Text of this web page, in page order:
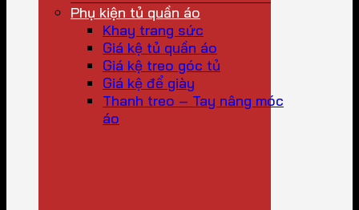
Phụ kiện tủ quần áo
Khay trang sức
Giá kệ tủ quần áo
Giá kệ treo góc tủ
Giá kệ để giày
Thanh treo – Tay nâng móc
áo